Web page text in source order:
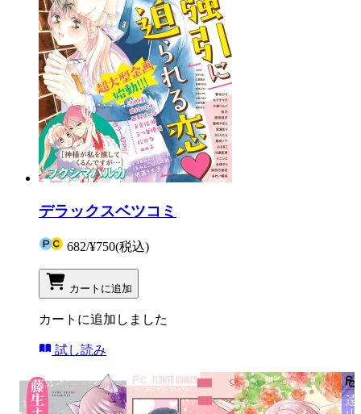
デラックスベツコミ
682/¥750(税込)
カートに追加
カートに追加しました
試し読み